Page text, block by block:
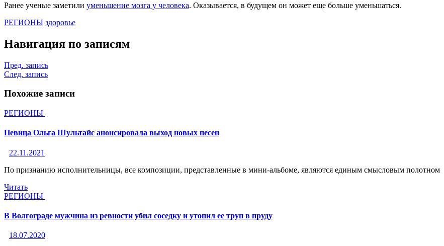
Ранее ученые заметили уменьшение мозга у человека. Оказывается, в будущем он может еще больше уменьшаться.
РЕГИОНЫ здоровье
Навигация по записям
Пред. запись
След. запись
Похожие записи
РЕГИОНЫ
Певица Ольга Шультайс анонсировала выход новых песен
22.11.2021
По признанию исполнительницы, все композиции, представленные в мини-альбоме, являются единым смысловым полотном
Читать
РЕГИОНЫ
В Волгограде мужчина из ревности убил соседку и утопил ее труп в пруду
18.07.2020